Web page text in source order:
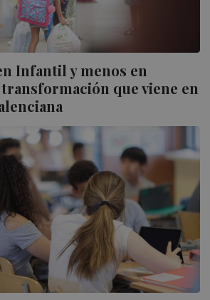
Infantil y menos en
que viene en